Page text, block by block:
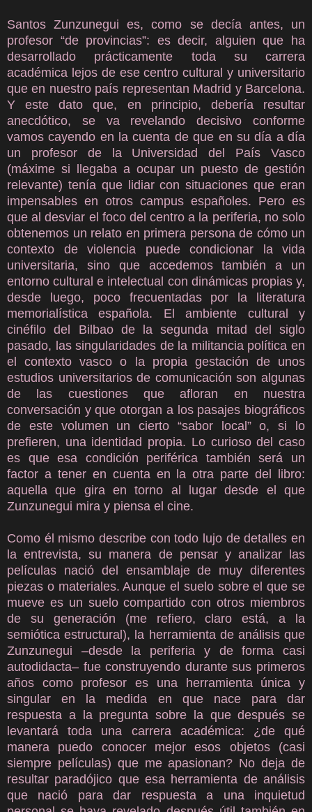
Santos Zunzunegui es, como se decía antes, un
profesor “de provincias”: es decir, alguien que ha
desarrollado prácticamente toda su carrera
académica lejos de ese centro cultural y universitario
que en nuestro país representan Madrid y Barcelona.
Y este dato que, en principio, debería resultar
anecdótico, se va revelando decisivo conforme
vamos cayendo en la cuenta de que en su día a día
un profesor de la Universidad del País Vasco
(máxime si llegaba a ocupar un puesto de gestión
relevante) tenía que lidiar con situaciones que eran
impensables en otros campus españoles. Pero es
que al desviar el foco del centro a la periferia, no solo
obtenemos un relato en primera persona de cómo un
contexto de violencia puede condicionar la vida
universitaria, sino que accedemos también a un
entorno cultural e intelectual con dinámicas propias y,
desde luego, poco frecuentadas por la literatura
memorialística española. El ambiente cultural y
cinéfilo del Bilbao de la segunda mitad del siglo
pasado, las singularidades de la militancia política en
el contexto vasco o la propia gestación de unos
estudios universitarios de comunicación son algunas
de las cuestiones que afloran en nuestra
conversación y que otorgan a los pasajes biográficos
de este volumen un cierto “sabor local” o, si lo
prefieren, una identidad propia. Lo curioso del caso
es que esa condición periférica también será un
factor a tener en cuenta en la otra parte del libro:
aquella que gira en torno al lugar desde el que
Zunzunegui mira y piensa el cine.
Como él mismo describe con todo lujo de detalles en
la entrevista, su manera de pensar y analizar las
películas nació del ensamblaje de muy diferentes
piezas o materiales. Aunque el suelo sobre el que se
mueve es un suelo compartido con otros miembros
de su generación (me refiero, claro está, a la
semiótica estructural), la herramienta de análisis que
Zunzunegui –desde la periferia y de forma casi
autodidacta– fue construyendo durante sus primeros
años como profesor es una herramienta única y
singular en la medida en que nace para dar
respuesta a la pregunta sobre la que después se
levantará toda una carrera académica: ¿de qué
manera puedo conocer mejor esos objetos (casi
siempre películas) que me apasionan? No deja de
resultar paradójico que esa herramienta de análisis
que nació para dar respuesta a una inquietud